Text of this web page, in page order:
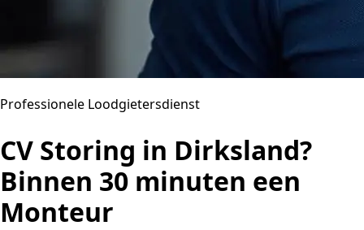
Professionele Loodgietersdienst
CV Storing in Dirksland?
Binnen 30 minuten een
Monteur